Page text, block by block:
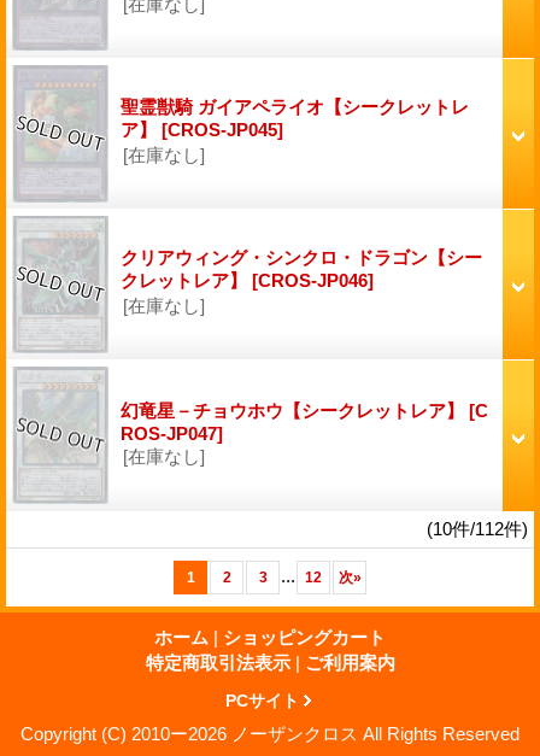
聖霊獣騎 ガイアペライオ【シークレットレ
ア】 [CROS-JP045]
[在庫なし]
クリアウィング・シンクロ・ドラゴン【シー
クレットレア】 [CROS-JP046]
[在庫なし]
幻竜星－チョウホウ【シークレットレア】 [C
ROS-JP047]
[在庫なし]
(10件/112件)
1 2 3 ... 12 次»
ホーム | ショッピングカート
特定商取引法表示 | ご利用案内
PCサイト
Copyright (C) 2010ー2026 ノーザンクロス All Rights Reserved